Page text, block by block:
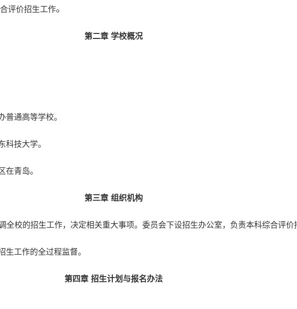
评价招生工作。
第二章 学校概况
普通高等学校。
科技大学。
在青岛。
第三章 组织机构
全校的招生工作，决定相关重大事项。委员会下设招生办公室， 负责本科综合评价
生工作的全过程监督。
第四章 招生计划与报名办法